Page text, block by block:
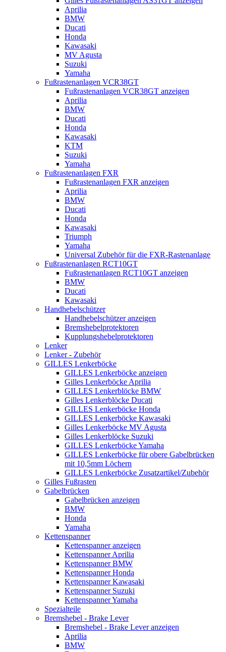
Aprilia
BMW
Ducati
Honda
Kawasaki
MV Agusta
Suzuki
Yamaha
Fußrastenanlagen VCR38GT
Fußrastenanlagen VCR38GT anzeigen
Aprilia
BMW
Ducati
Honda
Kawasaki
KTM
Suzuki
Yamaha
Fußrastenanlagen FXR
Fußrastenanlagen FXR anzeigen
Aprilia
BMW
Ducati
Honda
Kawasaki
Triumph
Yamaha
Universal Zubehör für die FXR-Rastenanlage
Fußrastenanlagen RCT10GT
Fußrastenanlagen RCT10GT anzeigen
BMW
Ducati
Kawasaki
Handhebelschützer
Handhebelschützer anzeigen
Bremshebelprotektoren
Kupplungshebelprotektoren
Lenker
Lenker - Zubehör
GILLES Lenkerböcke
GILLES Lenkerböcke anzeigen
Gilles Lenkerböcke Aprilia
GILLES Lenkerblöcke BMW
Gilles Lenkerblöcke Ducati
GILLES Lenkerböcke Honda
GILLES Lenkerböcke Kawasaki
Gilles Lenkerböcke MV Agusta
Gilles Lenkerblöcke Suzuki
GILLES Lenkerböcke Yamaha
GILLES Lenkerböcke für obere Gabelbrücken
mit 10,5mm Löchern
GILLES Lenkerböcke Zusatzartikel/Zubehör
Gilles Fußrasten
Gabelbrücken
Gabelbrücken anzeigen
BMW
Honda
Yamaha
Kettenspanner
Kettenspanner anzeigen
Kettenspanner Aprilia
Kettenspanner BMW
Kettenspanner Honda
Kettenspanner Kawasaki
Kettenspanner Suzuki
Kettenspanner Yamaha
Spezialteile
Bremshebel - Brake Lever
Bremshebel - Brake Lever anzeigen
Aprilia
BMW